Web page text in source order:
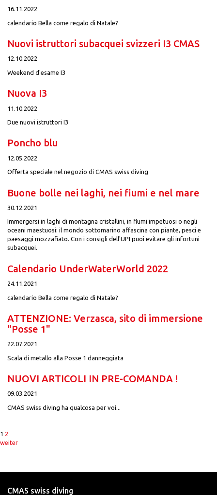
16.11.2022
calendario Bella come regalo di Natale?
Nuovi istruttori subacquei svizzeri I3 CMAS
12.10.2022
Weekend d'esame I3
Nuova I3
11.10.2022
Due nuovi istruttori I3
Poncho blu
12.05.2022
Offerta speciale nel negozio di CMAS swiss diving
Buone bolle nei laghi, nei fiumi e nel mare
30.12.2021
Immergersi in laghi di montagna cristallini, in fiumi impetuosi o negli
oceani maestuosi: il mondo sottomarino affascina con piante, pesci e
paesaggi mozzafiato. Con i consigli dell'UPI puoi evitare gli infortuni
subacquei.
Calendario UnderWaterWorld 2022
24.11.2021
calendario Bella come regalo di Natale?
ATTENZIONE: Verzasca, sito di immersione
"Posse 1"
22.07.2021
Scala di metallo alla Posse 1 danneggiata
NUOVI ARTICOLI IN PRE-COMANDA !
09.03.2021
CMAS swiss diving ha qualcosa per voi...
1 2
weiter
CMAS swiss diving